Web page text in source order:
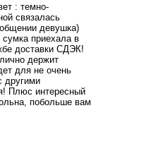
: темно-
связалась
девушка)
приехала в
доставки СДЭК!
держит
для не очень
другими
Плюс интересный
побольше вам